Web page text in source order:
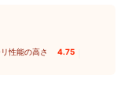
リ性能の高さ 4.75